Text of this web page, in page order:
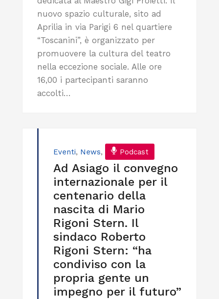
nuovo spazio culturale, sito ad
Aprilia in via Parigi 6 nel quartiere
“Toscanini”, è organizzato per
promuovere la cultura del teatro
nella eccezione sociale. Alle ore
16,00 i partecipanti saranno
accolti…
Eventi, News, Podcast
Ad Asiago il convegno
internazionale per il
centenario della
nascita di Mario
Rigoni Stern. Il
sindaco Roberto
Rigoni Stern: “ha
condiviso con la
propria gente un
impegno per il futuro”